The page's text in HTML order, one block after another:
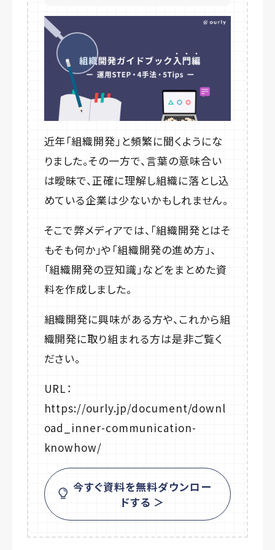
近年「組織開発」と頻繁に聞くようにな
りました。その一方で、言葉の意味合い
は曖昧で、正確に理解し組織に落とし込
めている企業は少ないかもしれません。
そこで弊メディアでは、「組織開発とはそ
もそも何か」や「組織開発の進め方」、
「組織開発の豆知識」などをまとめた資
料を作成しました。
組織開発に興味がある方や、これから組
織開発に取り組まれる方は是非ご覧く
ださい。
URL：
https://ourly.jp/document/downl
oad_inner-communication-
knowhow/
今すぐ資料を無料ダウンロー
ドする ＞